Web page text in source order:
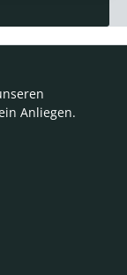
Anliegen.